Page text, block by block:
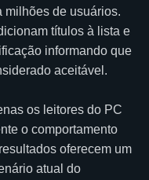
milhões de usuários.
títulos à lista e
informando que
aceitável.
os leitores do PC
o comportamento
oferecem um
atual do